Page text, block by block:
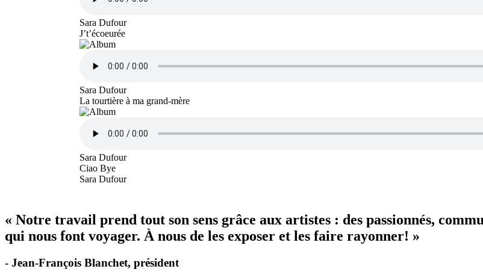
Sara Dufour
J’t’écoeurée
Sara Dufour
La tourtière à ma grand-mère
Sara Dufour
Ciao Bye
Sara Dufour
« Notre travail prend tout son sens grâce aux artistes : des passionnés,
qui nous font voyager. À nous de les exposer et les faire rayonner! »
- Jean-François Blanchet, président